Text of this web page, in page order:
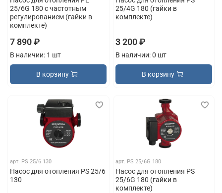
25/6G 180 с частотным
регулированием (гайки в
комплекте)
7 890 ₽
В наличии: 1 шт
В корзину
25/4G 180 (гайки в
комплекте)
3 200 ₽
В наличии: 0 шт
В корзину
арт. PS 25/6 130
Насос для отопления PS 25/6
130
арт. PS 25/6G 180
Насос для отопления PS
25/6G 180 (гайки в
комплекте)